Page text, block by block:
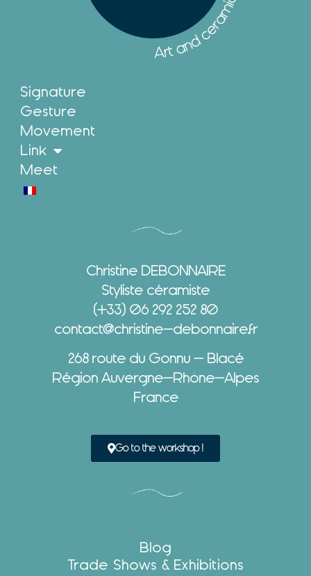
Signature
Gesture
Movement
Link
Meet
Christine DEBONNAIRE
Styliste céramiste
(+33) 06 292 252 80
contact@christine-debonnaire.fr
268 route du Gonnu – Blacé
Région Auvergne-Rhône-Alpes
France
Go to the workshop !
Blog
Trade Shows & Exhibitions